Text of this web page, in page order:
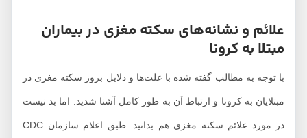
علائم و نشانه‌های سکته مغزی در بیماران
مبتلا به کرونا
با توجه به مطالب گفته شده با علت‌ها و دلایل بروز سکته مغزی در
مبتلایان به کرونا و ارتباط آن به طور کامل آشنا شدید. اما بد نیست
در مورد علائم سکته مغزی هم بدانید. طبق اعلام سازمان CDC